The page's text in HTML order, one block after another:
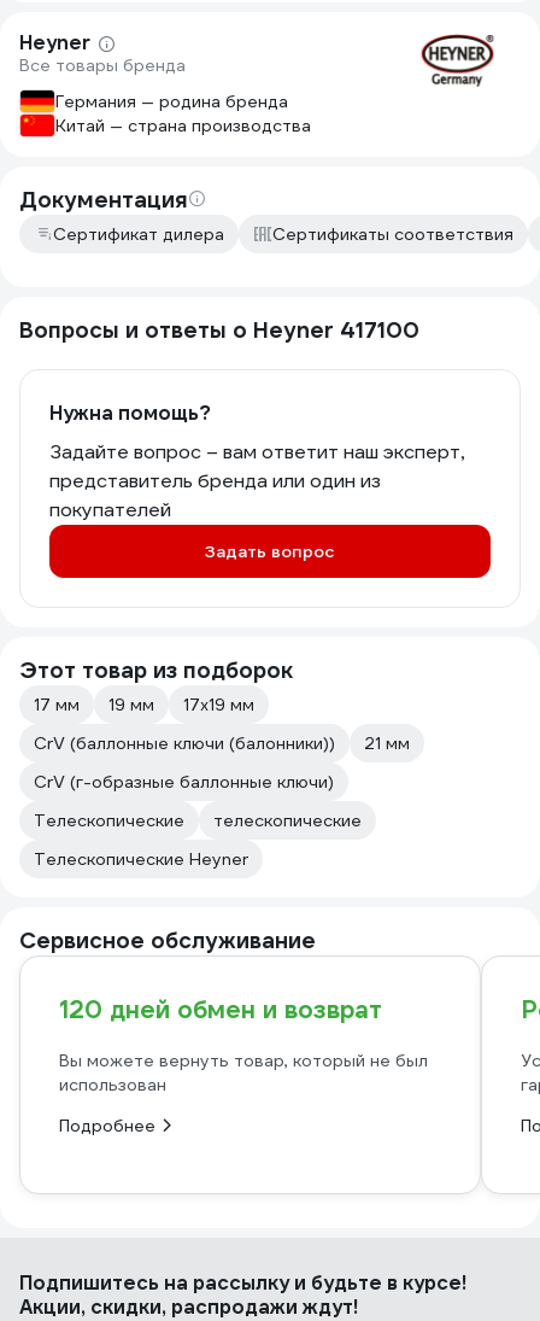
Heyner
Все товары бренда
Германия — родина бренда
Китай — страна производства
Документация
Сертификат дилера Сертификаты соответствия
Вопросы и ответы о Heyner 417100
Нужна помощь?
Задайте вопрос – вам ответит наш эксперт,
представитель бренда или один из
покупателей
Задать вопрос
Этот товар из подборок
17 мм 19 мм
17х19 мм
CrV (баллонные ключи (балонники))
21 мм
CrV (г-образные баллонные ключи)
Телескопические
телескопические
Телескопические Heyner
Сервисное обслуживание
120 дней обмен и возврат
Вы можете вернуть товар, который не был
использован
Подробнее
Подпишитесь на рассылкуи будьте в курсе!
Акции, скидки, распродажи ждут!